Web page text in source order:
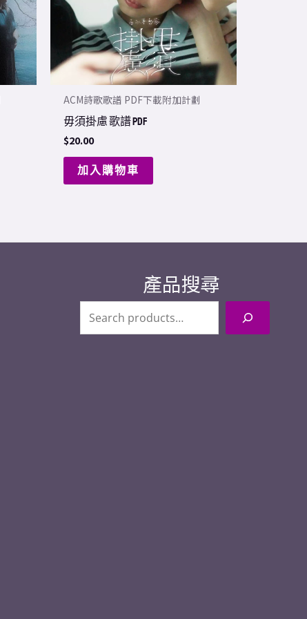
ACM詩歌歌譜 PDF下載附加計劃
毋須掛慮 歌譜 PDF
$20.00
加入購物車
產品搜尋